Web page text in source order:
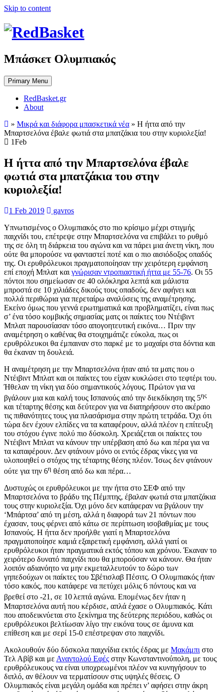
Skip to content
Μπάσκετ Ολυμπιακός
Primary Menu
RedBasket.gr
About
» Μικρά και διάφορα μπασκετικά νέα » Η ήττα από την
Μπαρτσελόνα έβαλε φωτιά στα μπατζάκια του στην κυριολεξία!
1Feb
Η ήττα από την Μπαρτσελόνα έβαλε
φωτιά στα μπατζάκια του στην
κυριολεξία!
1 Feb 2019
gavros
Υπνωτισμένος ο Ολυμπιακός στο πιο κρίσιμο μέχρι στιγμής
παιχνίδι του, επέτρεψε στην Μπαρτσελόνα να επιβάλει το ρυθμό
της σε όλη τη διάρκεια του αγώνα και να πάρει μια άνετη νίκη, που
ούτε θα μπορούσε να φανταστεί ποτέ και ο πιο αισιόδοξος οπαδός
της. Οι ερυθρόλευκοι πραγματοποίησαν την χειρότερη εμφάνιση
επί εποχή Μπλατ και γνώρισαν ντροπιαστική ήττα με 55-76. Οι 55
πόντοι που σημείωσαν σε 40 ολόκληρα λεπτά και μάλιστα
μπροστά σε 10 χιλιάδες δικούς τους οπαδούς, δεν αφήνει και
πολλά περιθώρια για περεταίρω αναλύσεις της αναμέτρησης.
Εκείνο όμως που γεννά ερωτηματικά και προβληματίζει, είναι πως
σ’ ένα τόσο κομβικής σημασίας ματς οι παίκτες του Ντέιβιντ
Μπλατ παρουσίασαν τόσο απογοητευτική εικόνα… Πριν την
αναμέτρηση ο καθένας θα στοιχημάτιζε εύκολα, πως οι
ερυθρόλευκοι θα έμπαιναν στο παρκέ με το μαχαίρι στα δόντια και
θα έκαναν τη δουλειά.
Η αναμέτρηση με την Μπαρτσελόνα ήταν από τα ματς που ο
Ντέιβιντ Μπλατ και οι παίκτες του είχαν κυκλώσει στο τεφτέρι του.
Ήθελαν τη νίκη για δύο σημαντικούς λόγους. Πρώτον για να
βγάλουν μια και καλή τους Ισπανούς από την διεκδίκηση της 5ης
και τέταρτης θέσης και δεύτερον για να διατηρήσουν στο ακέραιο
τις πιθανότητες τους για πλασάρισμα στην πρώτη τετράδα. Όχι ότι
τώρα δεν έχουν ελπίδες να τα καταφέρουν, αλλά πλέον η επίτευξη
του στόχου έγινε πολύ πιο δύσκολη. Χρειάζεται οι παίκτες του
Ντέιβιντ Μπλατ να κάνουν την υπέρβαση από δω και πέρα για να
τα καταφέρουν. Δεν φτάνουν μόνο οι εντός έδρας νίκες για να
υλοποιηθεί ο στόχος της τέταρτης θέσης πλέον. Ίσως δεν φτάνουν
ούτε για την 6η θέση από δω και πέρα…
Δυστυχώς οι ερυθρόλευκοι με την ήττα στο ΣΕΦ από την
Μπαρτσελόνα το βράδυ της Πέμπτης, έβαλαν φωτιά στα μπατζάκια
τους στην κυριολεξία. Όχι μόνο δεν κατάφεραν να βγάλουν την
‘Μπάρτσα’ από τη μέση, αλλά η διαφορά των 21 πόντων που
έχασαν, τους φέρνει από κάτω σε περίπτωση ισοβαθμίας με τους
Ισπανούς. Η ήττα δεν προήλθε γιατί η Μπαρτσελόνα
πραγματοποίησε καμιά εξαιρετική εμφάνιση, αλλά γιατί οι
ερυθρόλευκοι ήταν πραγματικά εκτός τόπου και χρόνου. Έκαναν το
χειρότερο δυνατό παιχνίδι που θα μπορούσαν να κάνουν. Θα ήταν
λοιπόν αδιανόητο να μην εκμεταλλευτούν το δώρο των
γηπεδούχων οι παίκτες του Σβέτισλαβ Πέσιτς. Ο Ολυμπιακός ήταν
τόσο κακός, που κατάφερε να πετύχει μόλις 6 πόντους και να
βρεθεί στο -21, σε 10λεπτά αγώνα. Επομένως δεν ήταν η
Μπαρτσελόνα αυτή που κέρδισε, απλά έχασε ο Ολυμπιακός. Κάτι
που αποδεικνύεται στο ξεκίνημα της δεύτερης περιόδου, καθώς οι
ερυθρόλευκοι βελτίωσαν λίγο την εικόνα τους σε άμυνα και
επίθεση και με σερί 15-0 επέστρεψαν στο παιχνίδι.
Ακολουθούν δύο δύσκολα παιχνίδια εκτός έδρας με Μακάμπι στο
Τελ Αβίβ και με Αναντολού Εφές στην Κωνσταντινούπολη, με τους
ερυθρόλευκους να είναι υποχρεωμένοι πλέον να κυνηγήσουν το
διπλό, αν θέλουν να τερματίσουν στις υψηλές θέσεις. Ο
Ολυμπιακός είναι μεγάλη ομάδα και πρέπει ν’ αφήσει στην άκρη